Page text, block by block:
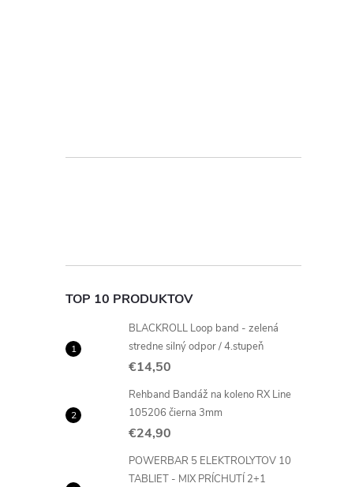
TOP 10 PRODUKTOV
BLACKROLL Loop band - zelená
stredne silný odpor / 4.stupeň
€14,50
Rehband Bandáž na koleno RX Line
105206 čierna 3mm
€24,90
POWERBAR 5 ELEKTROLYTOV 10
TABLIET - MIX PRÍCHUTÍ 2+1